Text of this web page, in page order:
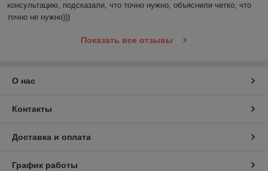
консультацию, подсказали, что точно нужно, объяснили четко, что
точно не нужно)))
Показать все отзывы
О нас
Контакты
Доставка и оплата
График работы